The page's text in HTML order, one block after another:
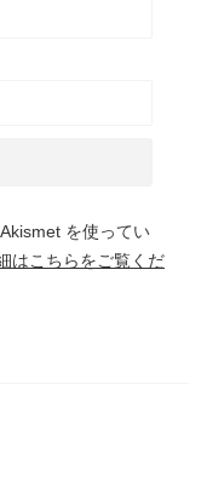
を使ってい
はこちらをご覧くだ